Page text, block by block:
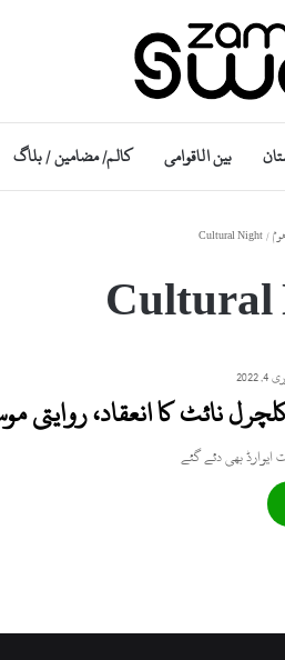
بین الاقوامی کالم/ مضامین / بلاگ
ھوم/
Cultural Night
نائٹ کا انعقاد، روایتی
بھی دئے گئے